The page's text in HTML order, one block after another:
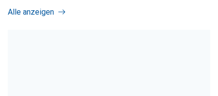
Alle anzeigen